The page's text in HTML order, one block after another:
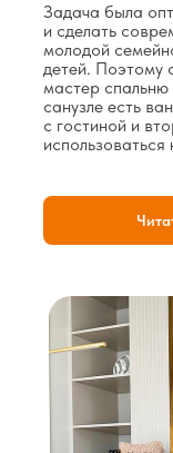
Задача была
и сделать
молодой
детей. Поэтому
мастер
санузле есть
с гостиной и
использоваться